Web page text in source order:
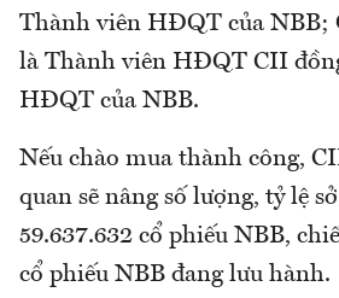
Thành viên HĐQT của NBB;
là Thành viên HĐQT CII
HĐQT của NBB.
Nếu chào mua thành công,
quan sẽ nâng số lượng, tỷ lệ
59.637.632 cổ phiếu NBB,
cổ phiếu NBB đang lưu hành.